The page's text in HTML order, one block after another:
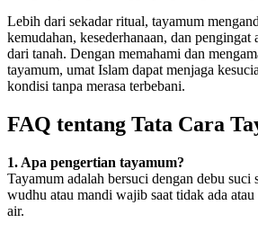
Lebih dari sekadar ritual, tayamum
kemudahan, kesederhanaan, dan pengingat
dari tanah. Dengan memahami dan
tayamum, umat Islam dapat menjaga
kondisi tanpa merasa terbebani.
FAQ tentang Tata Cara
1. Apa pengertian tayamum?
Tayamum adalah bersuci dengan debu suci
wudhu atau mandi wajib saat tidak ada
air.